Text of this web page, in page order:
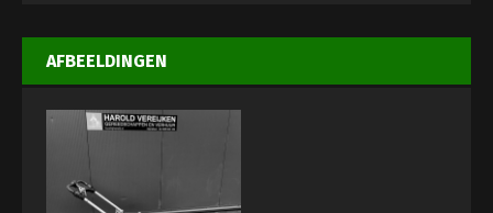
AFBEELDINGEN